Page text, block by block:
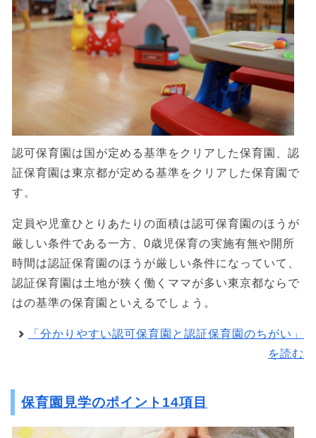
認可保育園は国が定める基準をクリアした保育園、認
証保育園は東京都が定める基準をクリアした保育園で
す。
定員や児童ひとりあたりの面積は認可保育園のほうが
厳しい条件である一方、0歳児保育の実施有無や開所
時間は認証保育園のほうが厳しい条件になっていて、
認証保育園は土地が狭く働くママが多い東京都ならで
はの基準の保育園といえるでしょう。
「分かりやすい認可保育園と認証保育園のちがい」
を読む
保育園見学のポイント14項目